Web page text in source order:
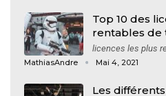
Top 10 des
rentables de
licences les plus
MathiasAndre Mai 4, 2021
Les